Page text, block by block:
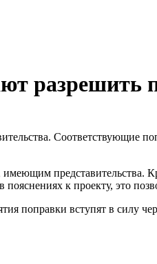
представительства.
к проекту, это
поправки вступят в силу